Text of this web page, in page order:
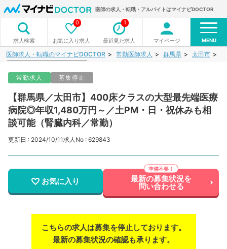
医師の求人・転職・アルバイトはマイナビDOCTOR
求人検索 お気に入り求人
0
最近見た求人
1
マイページ MENU
医師求人・転職のマイナビDOCTOR 常勤医師求人 群馬県 太田市
常勤求人 募集停止
【群馬県／太田市】400床クラスの大型最先端医療
病院◎年収1,480万円～／土PM・日・祝休みも相
談可能（腎臓内科／常勤）
更新日 : 2024/10/11求人No : 629843
お気に入り 最新の募集状況を
問い合わせる
こちらの求人は募集を停止しております。
最新の募集状況の確認も承ります。